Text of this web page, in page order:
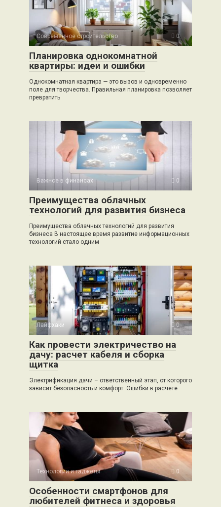
Современное строительство 0
Планировка однокомнатной
квартиры: идеи и ошибки
Однокомнатная квартира — это вызов и одновременно
поле для творчества. Правильная планировка позволяет
превратить
Важное в финансах 0
Преимущества облачных
технологий для развития бизнеса
Преимущества облачных технологий для развития
бизнеса В настоящее время развитие информационных
технологий стало одним
Лайфхаки 0
Как провести электричество на
дачу: расчет кабеля и сборка
щитка
Электрификация дачи – ответственный этап, от которого
зависит безопасность и комфорт. Ошибки в расчете
Технологии и гаджеты 0
Особенности смартфонов для
любителей фитнеса и здоровья